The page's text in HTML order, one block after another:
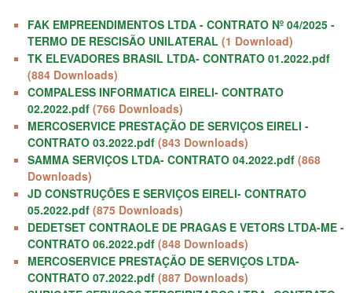
FAK EMPREENDIMENTOS LTDA - CONTRATO Nº 04/2025 -
TERMO DE RESCISÃO UNILATERAL (1 Download)
TK ELEVADORES BRASIL LTDA- CONTRATO 01.2022.pdf
(884 Downloads)
COMPALESS INFORMATICA EIRELI- CONTRATO
02.2022.pdf (766 Downloads)
MERCOSERVICE PRESTAÇÃO DE SERVIÇOS EIRELI -
CONTRATO 03.2022.pdf (843 Downloads)
SAMMA SERVIÇOS LTDA- CONTRATO 04.2022.pdf (868
Downloads)
JD CONSTRUÇÕES E SERVIÇOS EIRELI- CONTRATO
05.2022.pdf (875 Downloads)
DEDETSET CONTRAOLE DE PRAGAS E VETORS LTDA-ME -
CONTRATO 06.2022.pdf (848 Downloads)
MERCOSERVICE PRESTAÇÃO DE SERVIÇOS LTDA-
CONTRATO 07.2022.pdf (887 Downloads)